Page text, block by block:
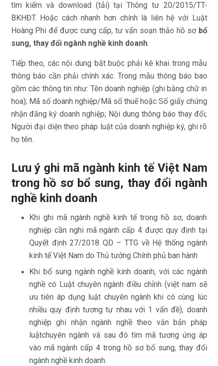
tìm kiếm và download (tải) tại Thông tư 20/2015/TT-
BKHĐT. Hoặc cách nhanh hơn chính là liên hệ với Luật
Hoàng Phi để được cung cấp, tư vấn soạn thảo hồ sơ bổ
sung, thay đổi ngành nghề kinh doanh.
Tiếp theo, các nội dung bắt buộc phải kê khai trong mẫu
thông báo cần phải chính xác. Trong mẫu thông báo bao
gồm các thông tin như: Tên doanh nghiệp (ghi bằng chữ in
hoa); Mã số doanh nghiệp/Mã số thuế hoặc Số giấy chứng
nhận đăng ký doanh nghiệp; Nội dung thông báo thay đổi;
Người đại diện theo pháp luật của doanh nghiệp ký, ghi rõ
họ tên.
Lưu ý ghi mã ngành kinh tế Việt Nam
trong hồ sơ bổ sung, thay đổi ngành
nghề kinh doanh
Khi ghi mã ngành nghề kinh tế trong hồ sơ, doanh
nghiệp cần nghi mã ngành cấp 4 được quy định tại
Quyết định 27/2018 QD – TTG về Hệ thống ngành
kinh tế Việt Nam do Thủ tướng Chính phủ ban hành
Khi bổ sung ngành nghề kinh doanh, với các ngành
nghề có Luật chuyên ngành điều chỉnh (việt nam sẽ
ưu tiên áp dụng luật chuyên ngành khi có cùng lúc
nhiều quy định tương tự nhau với 1 vấn đề), doanh
nghiệp ghi nhận ngành nghề theo văn bản pháp
luậtchuyên ngành và sau đó tìm mã tương ứng áp
vào mã ngành cấp 4 trong hồ sơ bổ sung, thay đổi
ngành nghề kinh doanh.